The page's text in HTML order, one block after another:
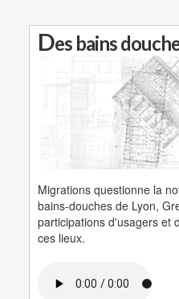
Des bains
Migrations questionne la
bains-douches de Lyon,
participations d'usagers et
ces lieux.